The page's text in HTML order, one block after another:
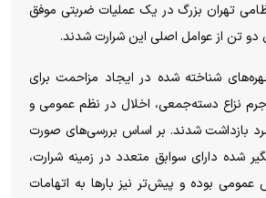
تهران بزرگ در یک عملیات ضربتی موفق
دو تن از عوامل اصلی این شرارت شدند.
شناخته شده در ایجاد مزاحمت برای
نزاع دسته‌جمعی، اخلال در نظم عمومی و
بازداشت شدند. بر اساس بررسی‌های صورت
شده دارای سوابق متعدد در زمینه شرارت،
بوده و پیش‌تر نیز بارها به اتهامات